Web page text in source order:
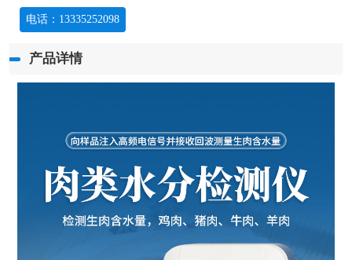
电话：13335252098
产品详情